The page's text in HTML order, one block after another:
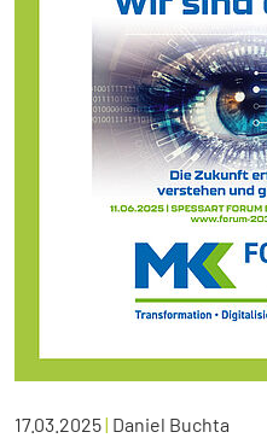
17.03.2025| Daniel Buchta